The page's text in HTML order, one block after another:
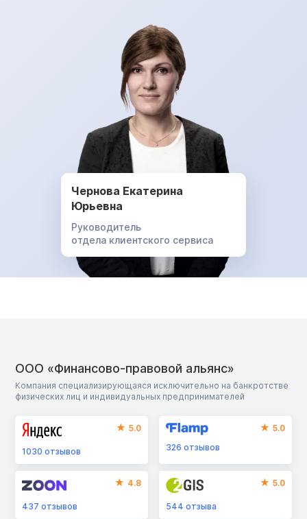
Чернова Екатерина
Юрьевна
Руководитель
отдела клиентского сервиса
ООО «Финансово-правовой альянс»
Компания специализирующаяся исключительно на банкротстве
физических лиц и индивидуальных предпринимателей
5.0
1030 отзывов
5.0
326отзывов
4.8
437 отзывов
5.0
544отзыва